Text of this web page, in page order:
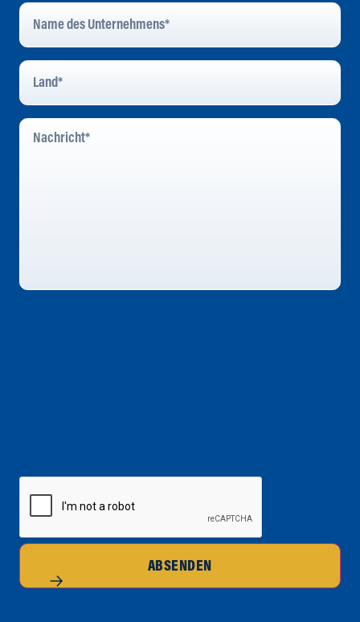
Name
Des
Unternehmens
Land
Nachricht
CAPTCHA
ABSENDEN